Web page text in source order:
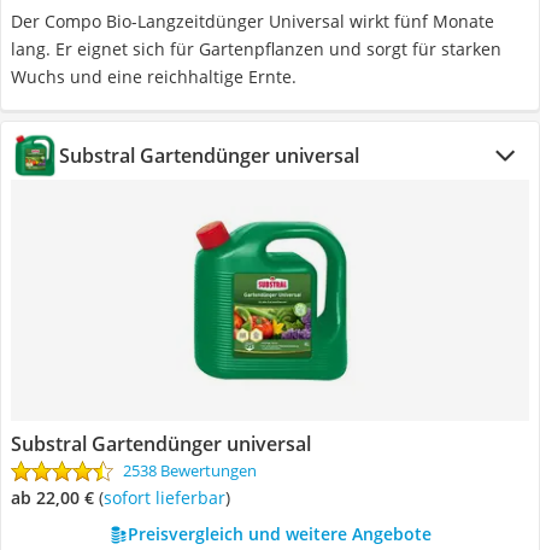
Der Compo Bio-Langzeitdünger Universal wirkt fünf Monate
lang. Er eignet sich für Gartenpflanzen und sorgt für starken
Wuchs und eine reichhaltige Ernte.
Substral Gartendünger universal
Substral Gartendünger universal
2538 Bewertungen
ab 22,00 € ( Sofort lieferbar)
Preisvergleich und weitere Angebote